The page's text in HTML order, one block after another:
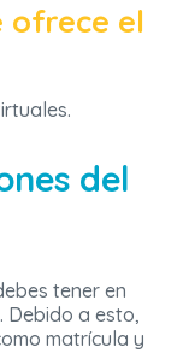
ofrece el
del
tener en
. Debido a esto,
matrícula y